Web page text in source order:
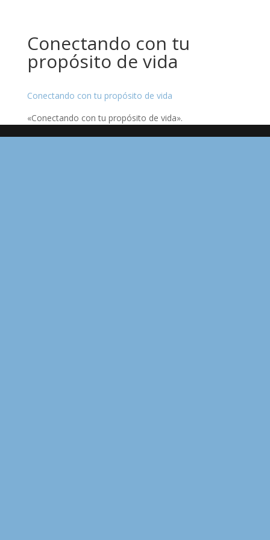
Conectando con tu
propósito de vida
Conectando con tu propósito de vida
«Conectando con tu propósito de vida».